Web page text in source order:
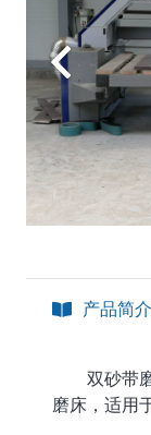
产品简介
双砂带
磨床，适用